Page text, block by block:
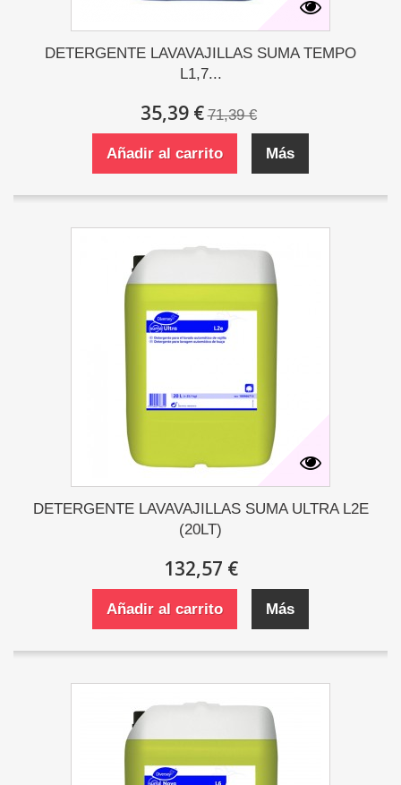
DETERGENTE LAVAVAJILLAS SUMA TEMPO
L1,7...
35,39 € 71,39 €
Añadir al carrito Más
DETERGENTE LAVAVAJILLAS SUMA ULTRA L2E
(20LT)
132,57 €
Añadir al carrito Más